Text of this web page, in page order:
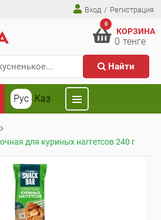
Вход / Регистрация
Найти
0
КОРЗИНА
0 тенге
Рус Каз
для куриных наггетсов 240 г